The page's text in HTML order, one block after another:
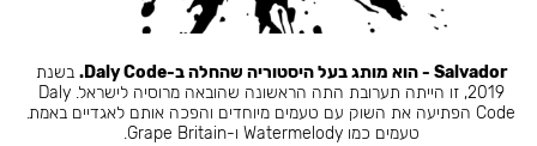
Salvador - הוא מותג בעל היסטוריה שהחלה ב-Daly Code.
בשנת
2019, זו הייתה תערובת התה הראשונה שהובאה מרוסיה לישראל. Daly
Code הפתיעה את השוק עם טעמים מיוחדים והפכה אותם לאגדיים באמת.
טעמים כמו Watermelody ו-Grape Britain.